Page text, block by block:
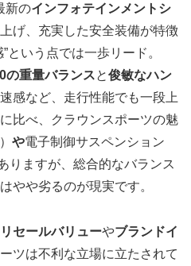
新のインフォテインメントシ
げ、充実した安全装備が特徴
という点では一歩リード。
の重量バランスと俊敏なハン
感など、走行性能でも一段上
比べ、クラウンスポーツの魅
や電子制御サスペンション
りますが、総合的なバランス
やや劣るのが現実です。
リセールバリューやブランドイ
ツは不利な立場に立たされて